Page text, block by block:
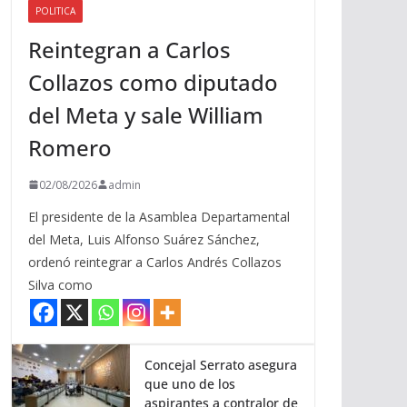
i
b
a
j
o
a
POLITICA
Reintegran a Carlos
Collazos como diputado
del Meta y sale William
Romero
02/08/2026 admin
El presidente de la Asamblea Departamental
del Meta, Luis Alfonso Suárez Sánchez,
ordenó reintegrar a Carlos Andrés Collazos
Silva como
Concejal Serrato asegura
que uno de los
aspirantes a contralor de